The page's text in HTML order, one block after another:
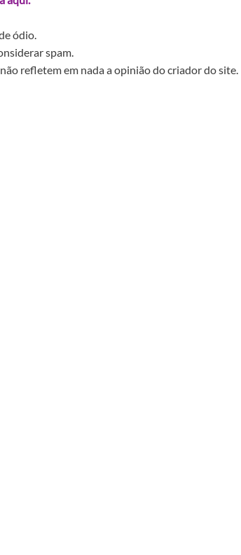
ódio.
spam.
refletem em nada a opinião do criador do site.